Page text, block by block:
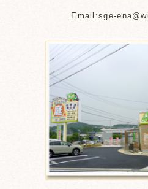
Email:sge-